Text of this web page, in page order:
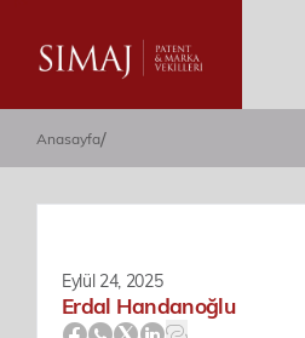
Firmamız
Hizmetlerimiz
Ekibimiz
Anasayfa/
Eylül 24, 2025
Erdal Handanoğlu